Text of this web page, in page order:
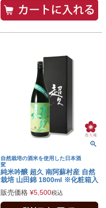
自然栽培の酒米を使用した日本酒
変
純米吟醸 超久 南阿蘇村産 自然
栽培 山田錦 1800ml ※化粧箱入
販売価格 ¥5,500税込